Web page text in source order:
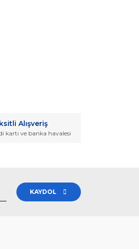
Alışveriş
kartı ve banka havalesi
KAYDOL